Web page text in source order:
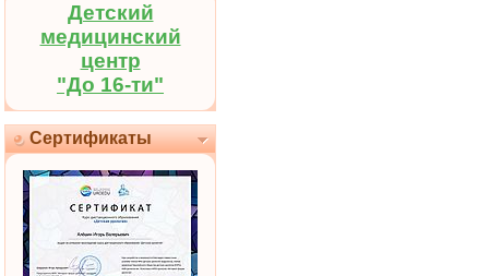
Детский
медицинский
центр
"До 16-ти"
Сертификаты